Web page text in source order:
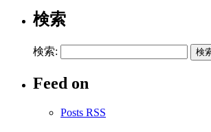
検索
検索:
Feed on
Posts RSS